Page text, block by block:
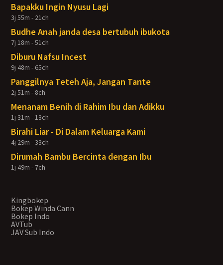
Bapakku Ingin Nyusu Lagi
3j 55m - 21ch
Budhe Anah janda desa bertubuh ibukota
7j 18m - 51ch
Diburu Nafsu Incest
9j 48m - 65ch
Panggilnya Teteh Aja, Jangan Tante
2j 51m - 8ch
Menanam Benih di Rahim Ibu dan Adikku
1j 31m - 13ch
Birahi Liar - Di Dalam Keluarga Kami
4j 29m - 33ch
Dirumah Bambu Bercinta dengan Ibu
1j 49m - 7ch
Kingbokep
Bokep Winda Cann
Bokep Indo
AVTub
JAV Sub Indo